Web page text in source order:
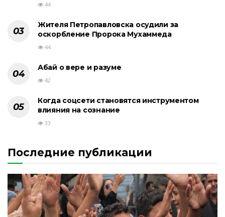
44
Жителя Петропавловска осудили за
оскорбление Пророка Мухаммеда
44
Абай о вере и разуме
42
Когда соцсети становятся инструментом
влияния на сознание
33
Последние публикации